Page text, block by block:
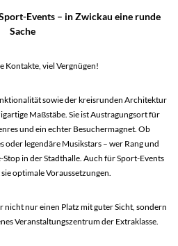
Events – in Zwickau eine runde
Sache
Kontakte, viel Vergnügen!
sowie der kreisrunden Architektur
Maßstäbe. Sie ist Austragungsort für
und ein echter Besuchermagnet. Ob
oder legendäre Musikstars – wer Rang und
in der Stadthalle. Auch für Sport-Events
optimale Voraussetzungen.
nicht nur einen Platz mit guter Sicht, sondern
Veranstaltungszentrum der Extraklasse.